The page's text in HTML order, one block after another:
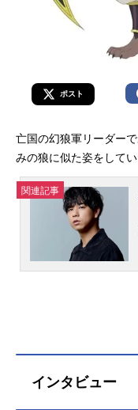
ポスト
亡国の幻狼軍リーダー
みの狼に似た姿をして
関連記事
インタビュー